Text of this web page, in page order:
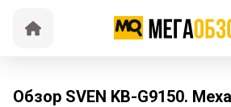
Обзор SVEN KB-G9150.